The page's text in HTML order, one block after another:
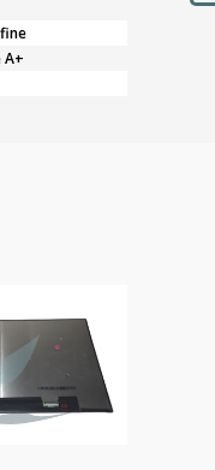
A+